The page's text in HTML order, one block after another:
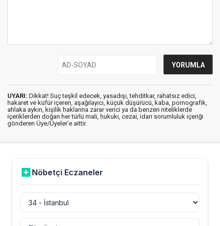
UYARI: Dikkat! Suç teşkil edecek, yasadışı, tehditkar, rahatsız edici,
hakaret ve küfür içeren, aşağılayıcı, küçük düşürücü, kaba, pornografik,
ahlaka aykırı, kişilik haklarına zarar verici ya da benzeri niteliklerde
içeriklerden doğan her türlü mali, hukuki, cezai, idari sorumluluk içeriği
gönderen Üye/Üyeler’e aittir.